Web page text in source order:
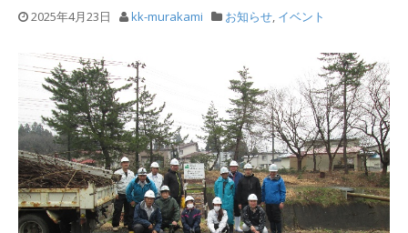
2025年4月23日 kk-murakami お知らせ, イベント